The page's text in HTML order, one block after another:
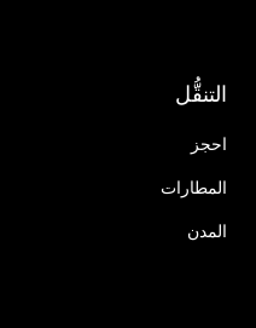
التنقُّل
احجز
المطارات
المدن